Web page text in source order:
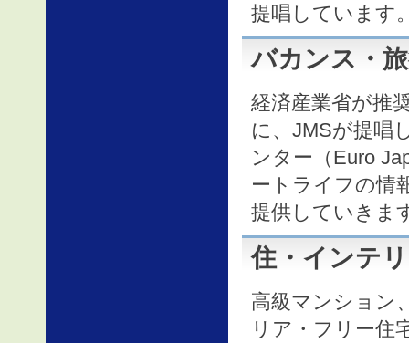
提唱しています
バカンス・
経済産業省が推
に、JMSが提唱
ンター（Euro
ートライフの情
提供していきま
住・インテ
高級マンション
リア・フリー住